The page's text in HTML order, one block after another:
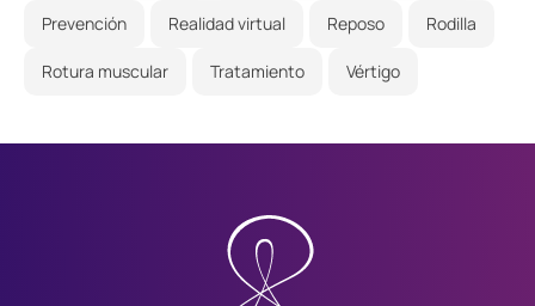
Prevención Realidad virtual Reposo Rodilla
Rotura muscular Tratamiento Vértigo